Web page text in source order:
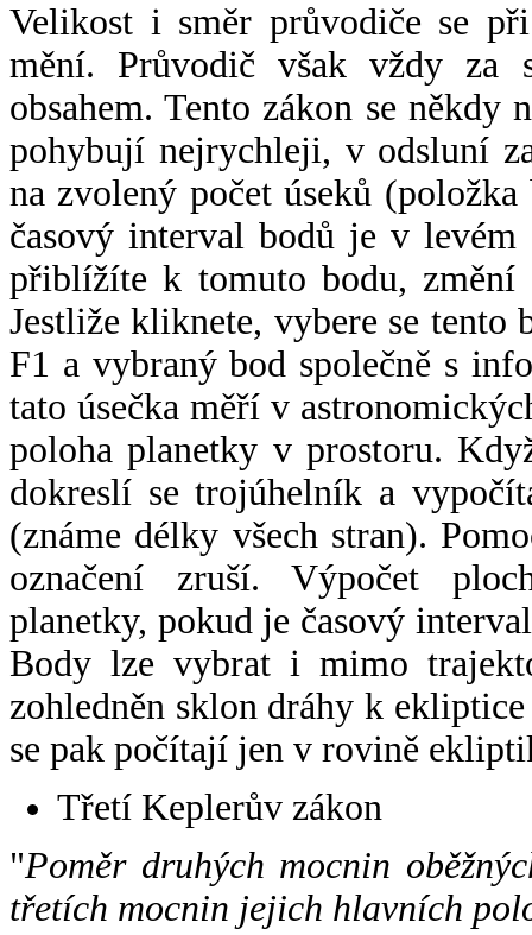
Velikost i směr průvodiče se
mění. Průvodič však vždy za
obsahem. Tento zákon se někdy
pohybují nejrychleji, v odsluní
na zvolený počet úseků
časový interval bodů je v
přiblížíte k tomuto bodu,
Jestliže kliknete, vybere se tento
F1 a vybraný bod společně s
tato úsečka měří v
poloha planetky v prostoru.
dokreslí se trojúhelník a
(známe délky všech stran).
označení zruší. Výpočet
planetky, pokud je časový
Body lze vybrat i mimo
zohledněn sklon dráhy k
se pak počítají jen v rovině
Třetí Keplerův zákon
"Poměr druhých mocnin
třetích mocnin jejich hlavních